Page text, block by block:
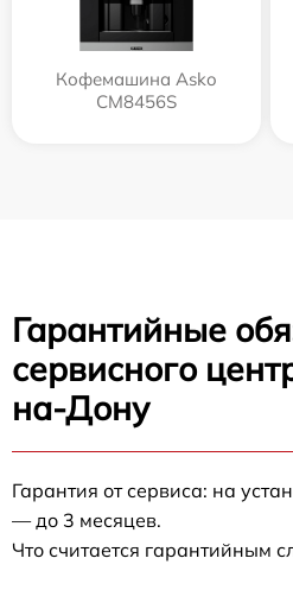
Кофемашина Asko
CM8456S
Гарантийные
сервисного
на-Дону
Гарантия от сервиса: на
— до 3 месяцев.
Что считается гарантийным